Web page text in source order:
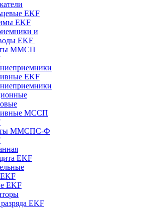
EKF
EKF
и
EKF
ММСП
EKF
МССП
ММСПС-Ф
EKF
EKF
EKF